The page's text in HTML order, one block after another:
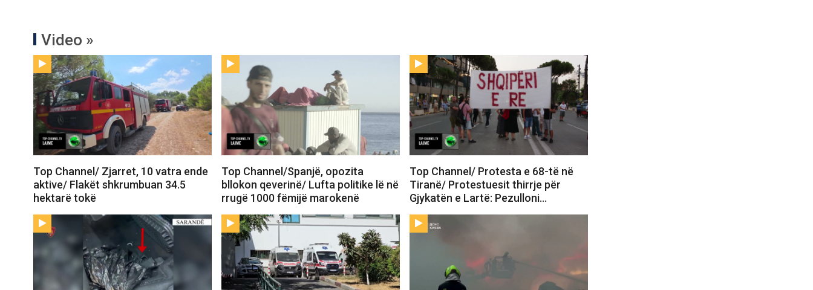
Video »
Top Channel/ Zjarret, 10 vatra ende
aktive/ Flakët shkrumbuan 34.5
hektarë tokë
Top Channel/Spanjë, opozita
bllokon qeverinë/ Lufta politike lë në
rrugë 1000 fëmijë marokenë
Top Channel/ Protesta e 68-të në
Tiranë/ Protestuesit thirrje për
Gjykatën e Lartë: Pezulloni…